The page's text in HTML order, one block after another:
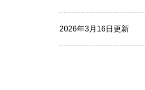
2026年3月16日更新